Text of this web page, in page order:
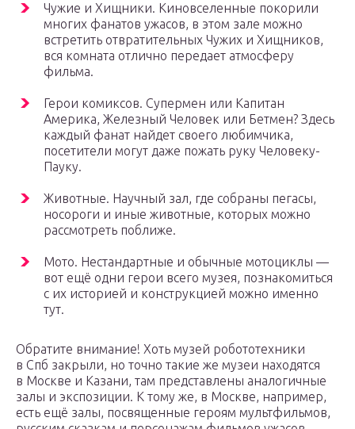
Чужие и Хищники. Киновселенные покорили
многих фанатов ужасов, в этом зале можно
встретить отвратительных Чужих и Хищников,
вся комната отлично передает атмосферу
фильма.
Герои комиксов. Супермен или Капитан
Америка, Железный Человек или Бетмен? Здесь
каждый фанат найдет своего любимчика,
посетители могут даже пожать руку Человеку-
Пауку.
Животные. Научный зал, где собраны пегасы,
носороги и иные животные, которых можно
рассмотреть поближе.
Мото. Нестандартные и обычные мотоциклы —
вот ещё одни герои всего музея, познакомиться
с их историей и конструкцией можно именно
тут.
Обратите внимание! Хоть музей робототехники
в Спб закрыли, но точно такие же музеи находятся
в Москве и Казани, там представлены аналогичные
залы и экспозиции. К тому же, в Москве, например,
есть ещё залы, посвященные героям мультфильмов,